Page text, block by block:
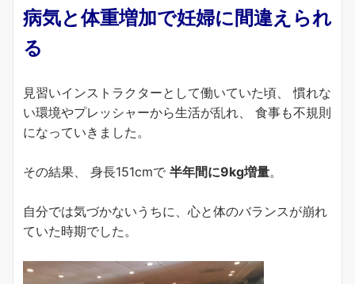
病気と体重増加で妊婦に間違えられ
る
見習いインストラクターとして働いていた頃、 慣れな
い環境やプレッシャーから生活が乱れ、 食事も不規則
になっていきました。
その結果、 身長151cmで 半年間に9kg増量。
自分では気づかないうちに、心と体のバランスが崩れ
ていた時期でした。